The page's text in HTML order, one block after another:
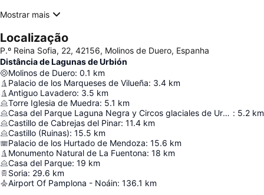
Mostrar mais
Localização
P.º Reina Sofia, 22, 42156, Molinos de Duero, Espanha
Distância de Lagunas de Urbión
Molinos de Duero: 0.1 km
Palacio de los Marqueses de Vilueña: 3.4 km
Antiguo Lavadero: 3.5 km
Torre Iglesia de Muedra: 5.1 km
Casa del Parque Laguna Negra y Circos glaciales de Urbión : 5.2 km
Castillo de Cabrejas del Pinar: 11.4 km
Castillo (Ruinas): 15.5 km
Palacio de los Hurtado de Mendoza: 15.6 km
Monumento Natural de La Fuentona: 18 km
Casa del Parque: 19 km
Soria: 29.6 km
Airport Of Pamplona - Noáin: 136.1 km